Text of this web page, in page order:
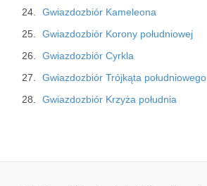
Gwiazdozbiór Kameleona
Gwiazdozbiór Korony południowej
Gwiazdozbiór Cyrkla
Gwiazdozbiór Trójkąta południowego
Gwiazdozbiór Krzyża południa